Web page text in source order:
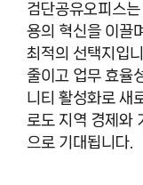
검단공유오피스
용의 혁신을 이끌
최적의 선택지입
줄이고 업무 효율
니티 활성화로 새
로도 지역 경제와
으로 기대됩니다.